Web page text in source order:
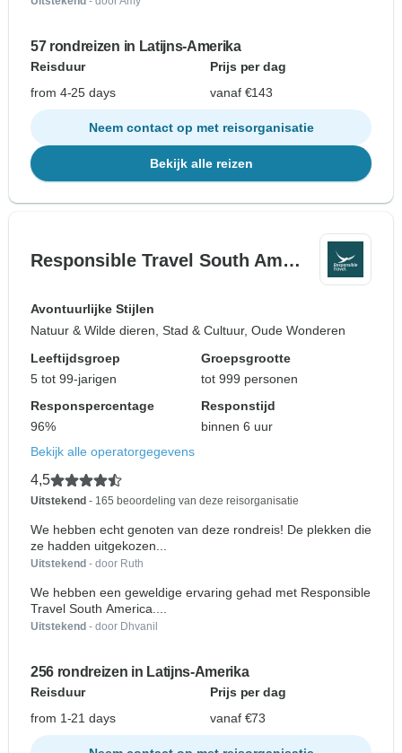
57 rondreizen in Latijns-Amerika
Reisduur
Prijs per dag
from 4-25 days
vanaf €143
Neem contact op met reisorganisatie
Bekijk alle reizen
Responsible Travel South Am…
Avontuurlijke Stijlen
Natuur & Wilde dieren, Stad & Cultuur, Oude Wonderen
Leeftijdsgroep
5 tot 99-jarigen
Groepsgrootte
tot 999 personen
Responspercentage
96%
Responstijd
binnen 6 uur
Bekijk alle operatorgegevens
4,5
Uitstekend - 165 beoordeling van deze reisorganisatie
We hebben echt genoten van deze rondreis! De plekken die
ze hadden uitgekozen...
Uitstekend - door Ruth
We hebben een geweldige ervaring gehad met Responsible
Travel South America....
Uitstekend - door Dhvanil
256 rondreizen in Latijns-Amerika
Reisduur
Prijs per dag
from 1-21 days
vanaf €73